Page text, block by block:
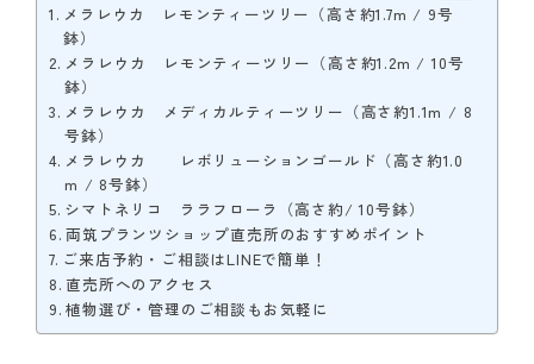
メラレウカ レモンティーツリー（高さ約1.7m / 9号
鉢）
メラレウカ レモンティーツリー（高さ約1.2m / 10号
鉢）
メラレウカ メディカルティーツリー（高さ約1.1m / 8
号鉢）
メラレウカ レボリューションゴールド（高さ約1.0
m / 8号鉢）
シマトネリコ ララフローラ（高さ約/ 10号鉢）
両筑プランツショップ直売所のおすすめポイント
ご来店予約・ご相談はLINEで簡単！
直売所へのアクセス
植物選び・管理のご相談もお気軽に